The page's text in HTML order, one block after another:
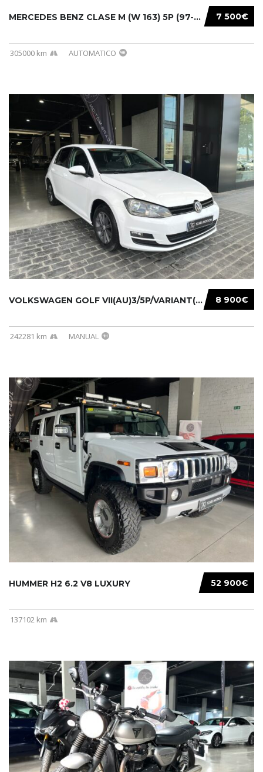
7 500€
MERCEDES BENZ CLASE M (W 163) 5P (97-05) 200...
305000 km AUTOMATICO
8 900€
VOLKSWAGEN GOLF VII(AU)3/5P/VARIANT(12-16 20...
242281 km MANUAL
52 900€
HUMMER H2 6.2 V8 LUXURY
137102 km